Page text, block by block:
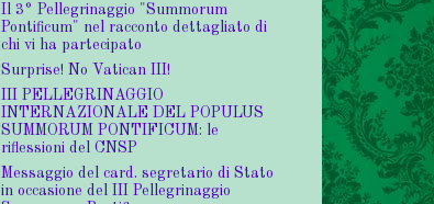
Il 3° Pellegrinaggio "Summorum
Pontificum" nel racconto dettagliato di
chi vi ha partecipato
Surprise! No Vatican III!
III PELLEGRINAGGIO
INTERNAZIONALE DEL POPULUS
SUMMORUM PONTIFICUM: le
riflessioni del CNSP
Messaggio del card. segretario di Stato
in occasione del III Pellegrinaggio